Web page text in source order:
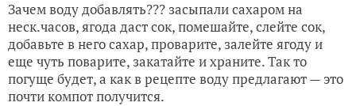
Зачем воду добавлять??? засыпали сахаром на
неск.часов, ягода даст сок, помешайте, слейте сок,
добавьте в него сахар, проварите, залейте ягоду и
еще чуть поварите, закатайте и храните. Так то
погуще будет, а как в рецепте воду предлагают — это
почти компот получится.